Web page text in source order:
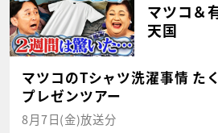
マツコ＆
天国
マツコのTシャツ洗濯事情 た
プレゼンツアー
8月7日(金)放送分